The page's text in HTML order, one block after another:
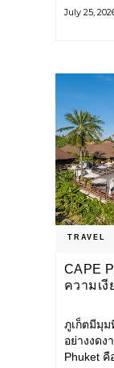
โครงสร้า
July 25,
TRAVEL
CAPE
ความเ
ภูเก็ตมีมุม
อย่างงดง
Phuket